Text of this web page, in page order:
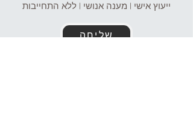
ייעוץ אישי | מענה אנושי | ללא התחייבות
שליחה